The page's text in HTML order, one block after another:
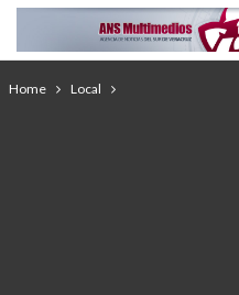
Home Local